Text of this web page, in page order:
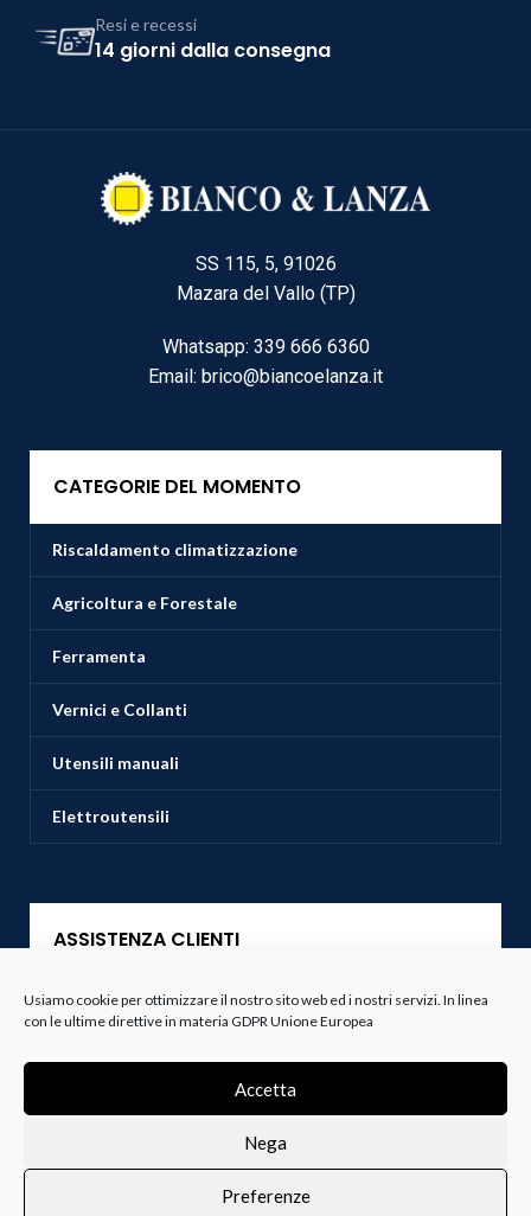
Usiamo cookie per ottimizzare il nostro sito web ed i nostri servizi. In linea
con le ultime direttive in materia GDPR Unione Europea
Accetta
Nega
Preferenze
Resi e recessi
14 giorni dalla consegna
SS 115, 5, 91026
Mazara del Vallo (TP)
Whatsapp: 339 666 6360
Email: brico@biancoelanza.it
CATEGORIE DEL MOMENTO
Riscaldamento climatizzazione
Agricoltura e Forestale
Ferramenta
Vernici e Collanti
Utensili manuali
Elettroutensili
ASSISTENZA CLIENTI
Servizio Clienti